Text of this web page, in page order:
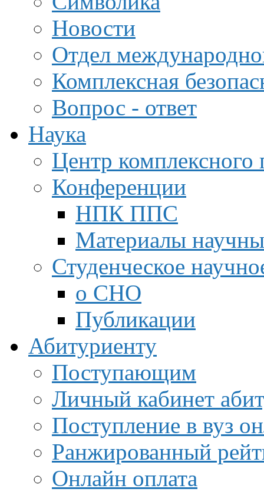
Новости
Отдел
Комплексная
Вопрос - ответ
Наука
Центр
Конференции
НПК ППС
Материалы
Студенческое
о СНО
Публикации
Абитуриенту
Поступающим
Личный кабинет
Поступление в вуз
Ранжированный
Онлайн оплата